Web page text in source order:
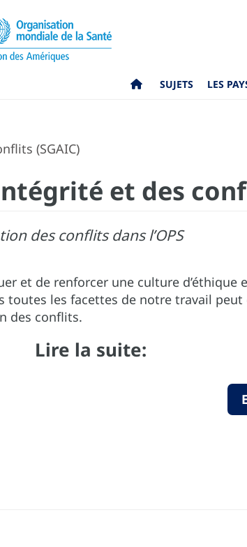
SUJETS LES
(SGAIC)
et des
des conflits dans l’OPS
et de renforcer une culture
les facettes de notre travail
des conflits.
Lire la suite: